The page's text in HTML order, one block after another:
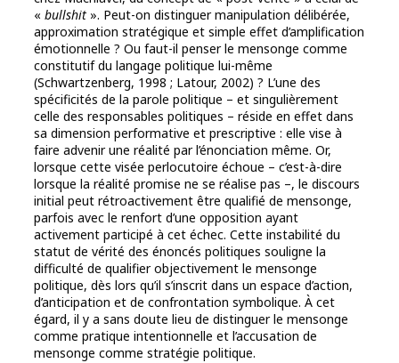
« bullshit ». Peut-on distinguer manipulation délibérée,
approximation stratégique et simple effet d’amplification
émotionnelle ? Ou faut-il penser le mensonge comme
constitutif du langage politique lui-même
(Schwartzenberg, 1998 ; Latour, 2002) ? L’une des
spécificités de la parole politique – et singulièrement
celle des responsables politiques – réside en effet dans
sa dimension performative et prescriptive : elle vise à
faire advenir une réalité par l’énonciation même. Or,
lorsque cette visée perlocutoire échoue – c’est-à-dire
lorsque la réalité promise ne se réalise pas –, le discours
initial peut rétroactivement être qualifié de mensonge,
parfois avec le renfort d’une opposition ayant
activement participé à cet échec. Cette instabilité du
statut de vérité des énoncés politiques souligne la
difficulté de qualifier objectivement le mensonge
politique, dès lors qu’il s’inscrit dans un espace d’action,
d’anticipation et de confrontation symbolique. À cet
égard, il y a sans doute lieu de distinguer le mensonge
comme pratique intentionnelle et l’accusation de
mensonge comme stratégie politique.